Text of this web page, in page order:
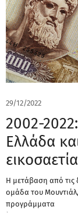
29/12/2022
2002-
Ελλάδα
εικοσαετία
Η μετάβαση από τις
ομάδα του
προγράμματα